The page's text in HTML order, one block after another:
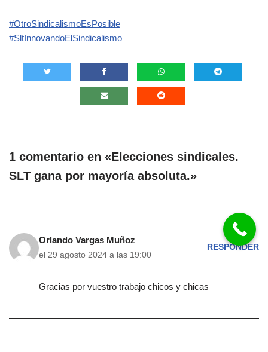
#OtroSindicalismoEsPosible
#SltInnovandoElSindicalismo
1 comentario en «Elecciones sindicales.
SLT gana por mayoría absoluta.»
Orlando Vargas Muñoz
el 29 agosto 2024 a las 19:00
RESPONDER
Gracias por vuestro trabajo chicos y chicas